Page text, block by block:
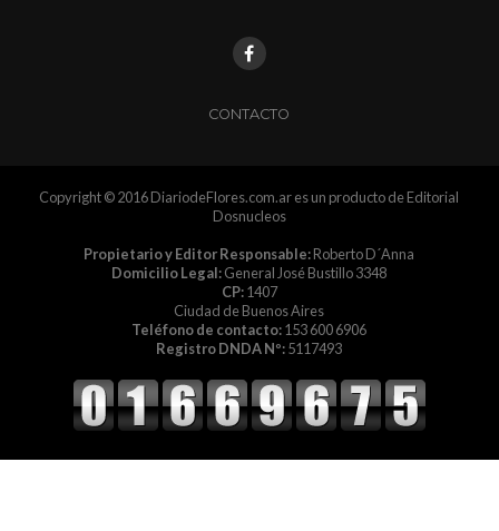
CONTACTO
Copyright © 2016 DiariodeFlores.com.ar es un producto de Editorial
Dosnucleos
Propietario y Editor Responsable:Roberto D´Anna
Domicilio Legal:General José Bustillo 3348
CP:1407
Ciudad de Buenos Aires
Teléfono de contacto:153 600 6906
Registro DNDA Nº:5117493